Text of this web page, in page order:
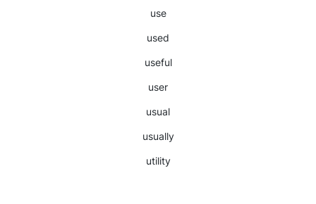
use
used
useful
user
usual
usually
utility